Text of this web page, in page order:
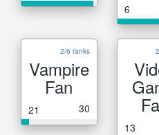
6
2/6 ranks
Vampire
Fan
21 30
13